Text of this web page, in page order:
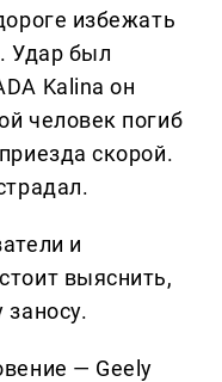
избежать
Удар был
Kalina он
человек погиб
скорой.
и
выяснить,
— Geely